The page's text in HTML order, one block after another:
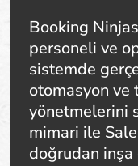
Booking
personeli ve
sistemde
otomasyon
yönetmelerini
mimari ile
doğrudan